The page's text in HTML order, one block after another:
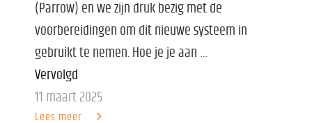
(Parrow) en we zijn druk bezig met de
voorbereidingen om dit nieuwe systeem in
gebruikt te nemen. Hoe je je aan …
Vervolgd
11 maart 2025
Lees meer